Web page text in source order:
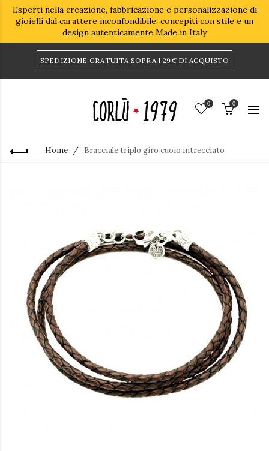
Esperti nella creazione, fabbricazione e personalizzazione di
gioielli dal carattere inconfondibile, concepiti con stile e un
design autenticamente Made in Italy
SPEDIZIONE GRATUITA SOPRA I 29€ DI ACQUISTO
0 0
Home Bracciale triplo giro cuoio intrecciato